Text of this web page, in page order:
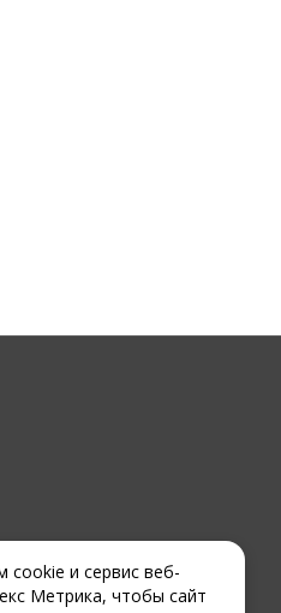
сookie и сервис веб-
Метрика, чтобы сайт
бук